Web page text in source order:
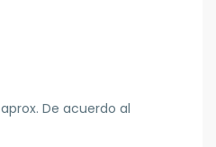
De acuerdo al